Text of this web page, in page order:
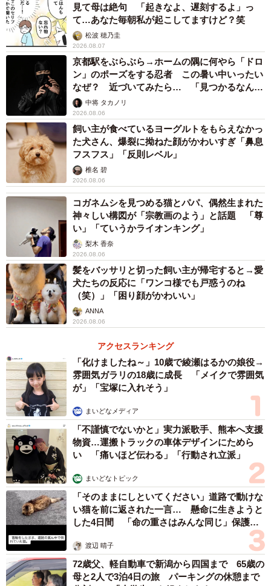
見て母は絶句 「起きなよ、遅刻するよ」っ
て…あなた毎朝私が起こしてますけど？笑
松波 穂乃圭
2026.08.07
京都駅をぶらぶら→ホームの隅に何やら「ドロ
ン」のポーズをする忍者 この暑い中いったい
なぜ？ 近づいてみたら… 「見つかるなんて
未熟」中将 タカノリ
2026.08.06
飼い主が食べているヨーグルトをもらえなかっ
た犬さん、爆裂に拗ねた顔がかわいすぎ「鼻息
フスフス」「反則レベル」
椎名 碧
2026.08.06
コガネムシを見つめる猫とパパ、偶然生まれた
神々しい構図が「宗教画のよう」と話題 「尊
い」「ていうかライオンキング」
梨木 香奈
2026.08.06
髪をバッサリと切った飼い主が帰宅すると→愛
犬たちの反応に「ワンコ様でも戸惑うのね
（笑）」「困り顔がかわいい」
ANNA
2026.08.06
アクセスランキング
「化けましたね～」10歳で綾瀬はるかの娘役→
雰囲気ガラリの18歳に成長 「メイクで雰囲気
が」「宝塚に入れそう」
まいどなメディア
「不謹慎でないかと」実力派歌手、熊本へ支援
物資…運搬トラックの車体デザインにためら
い 「痛いほど伝わる」「行動され立派」
まいどなトピック
「そのままにしといてください」道路で動けな
い猫を前に返された一言… 懸命に生きようと
した4日間 「命の重さはみんな同じ」保護団
渡辺 晴子
72歳父、軽自動車で新潟から四国まで 65歳の
母と2人で3泊4日の旅 パーキングの休憩まで